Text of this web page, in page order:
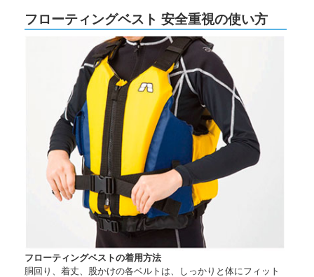
フローティングベスト 安全重視の使い方
フローティングベストの着用方法
胴回り、着丈、股かけの各ベルトは、しっかりと体にフィット